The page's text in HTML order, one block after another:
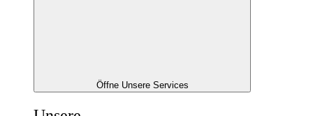
Öffne Unsere Services